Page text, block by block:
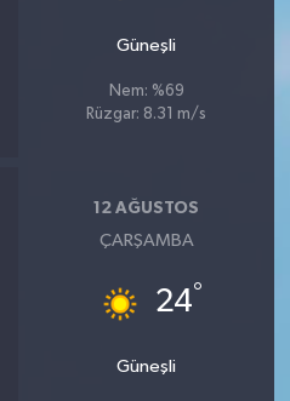
Güneşli
Nem: %69
Rüzgar: 8.31 m/s
12 AĞUSTOS
ÇARŞAMBA
24°
Güneşli